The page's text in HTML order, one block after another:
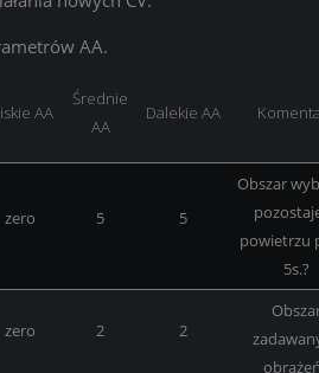
AA.
AA
Średnie
AA
Dalekie AA
zero 5 5
Obszar
powietrzu
5s.?
zero 2 2